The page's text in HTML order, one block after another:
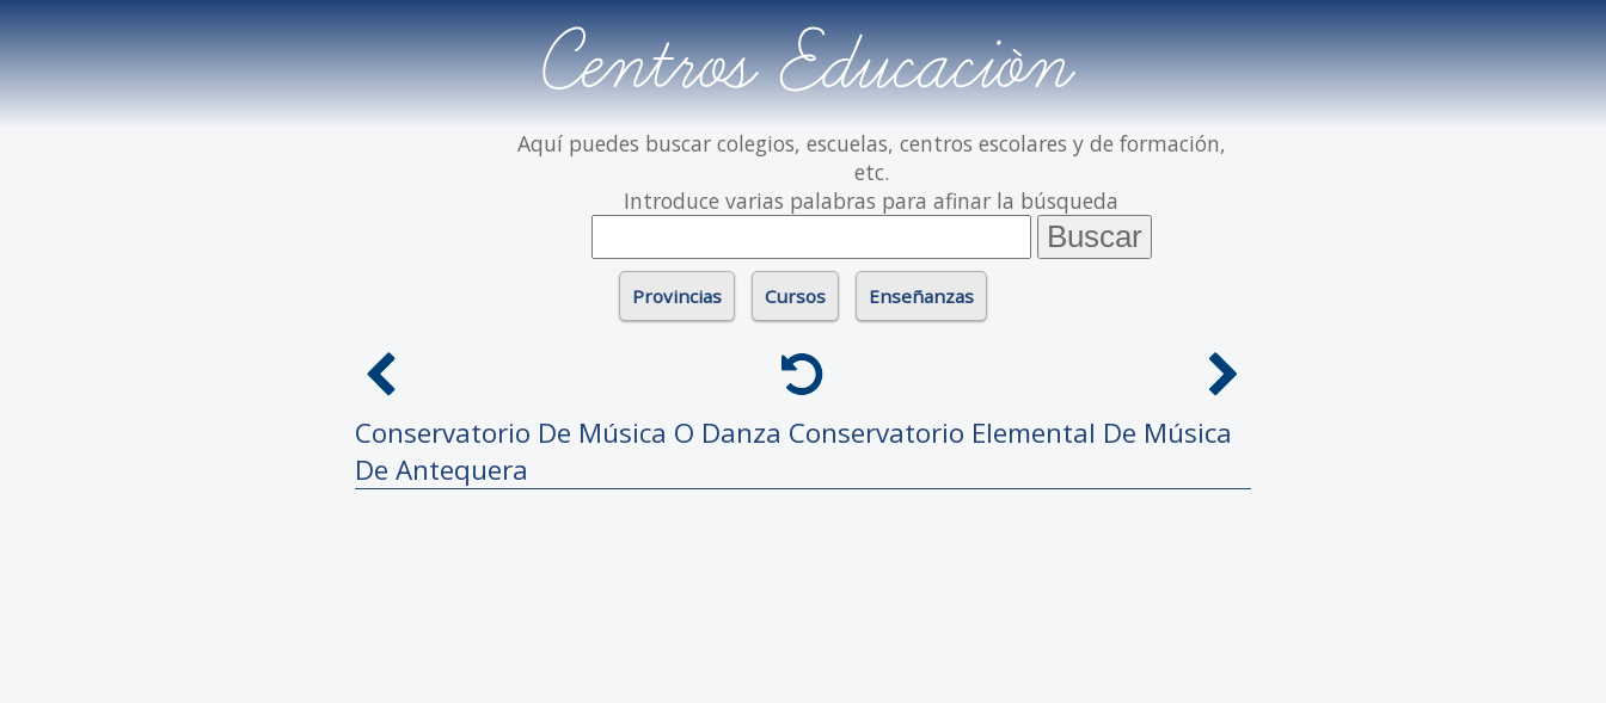
Centros Educación
Aquí puedes buscar colegios, escuelas, centros escolares y de formación,
etc.
Introduce varias palabras para afinar la búsqueda
Provincias Cursos Enseñanzas
Conservatorio De Música O Danza Conservatorio Elemental De Música
De Antequera